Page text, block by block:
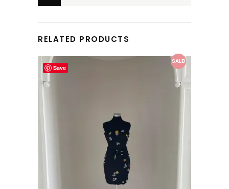
RELATED PRODUCTS
Save
SALE!
This product has multiple variants. The options may be chosen on the product page